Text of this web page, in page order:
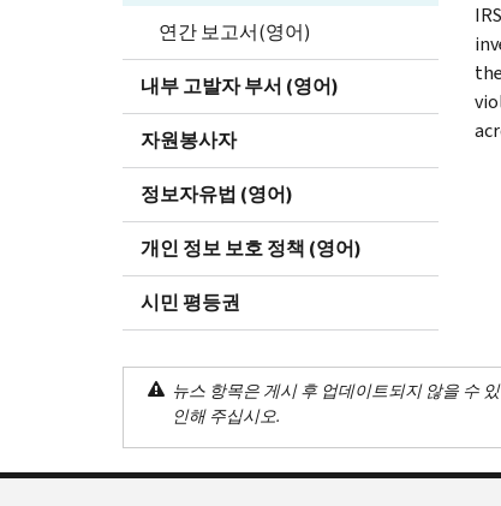
연간 보고서(영어)
내부 고발자 부서 (영어)
자원봉사자
정보자유법 (영어)
개인 정보 보호 정책 (영어)
시민 평등권
뉴스 항목은 게시 후 업데이트되지 않을 수
인해 주십시오.